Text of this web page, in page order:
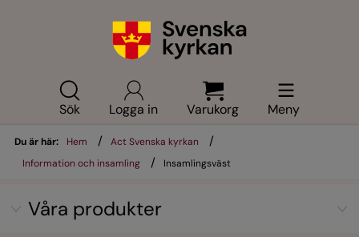
Sök Logga in Varukorg Meny
Du är här: Hem / Act Svenska kyrkan /
Information och insamling / Insamlingsväst
Våra produkter